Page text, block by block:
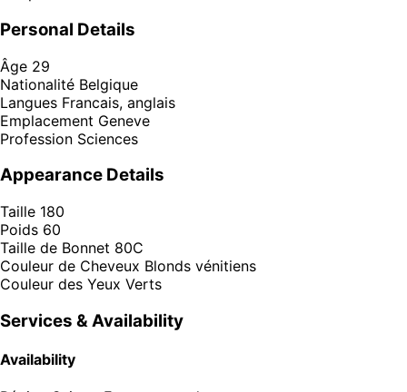
Personal Details
Âge 29
Nationalité Belgique
Langues Francais, anglais
Emplacement Geneve
Profession Sciences
Appearance Details
Taille 180
Poids 60
Taille de Bonnet 80C
Couleur de Cheveux Blonds vénitiens
Couleur des Yeux Verts
Services & Availability
Availability